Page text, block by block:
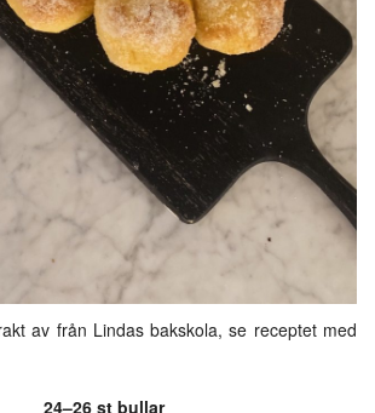
av från Lindas bakskola, se receptet med
24–26 st bullar